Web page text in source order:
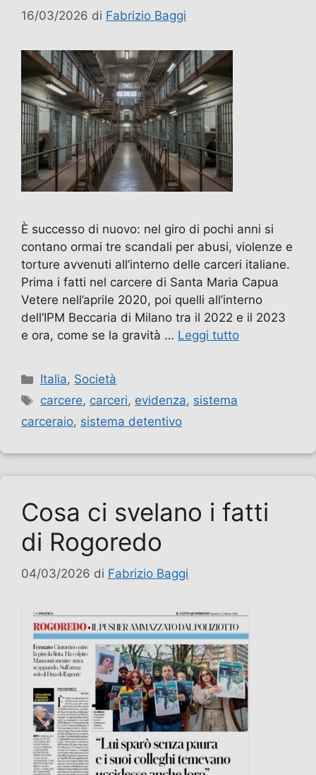
16/03/2026 di Fabrizio Baggi
È successo di nuovo: nel giro di pochi anni si
contano ormai tre scandali per abusi, violenze e
torture avvenuti all’interno delle carceri italiane.
Prima i fatti nel carcere di Santa Maria Capua
Vetere nell’aprile 2020, poi quelli all’interno
dell’IPM Beccaria di Milano tra il 2022 e il 2023
e ora, come se la gravità … Leggi tutto
Categorie
Italia, Società
Tag
carcere, carceri, evidenza, sistema
carceraio, sistema detentivo
Cosa ci svelano i fatti
di Rogoredo
04/03/2026 di Fabrizio Baggi